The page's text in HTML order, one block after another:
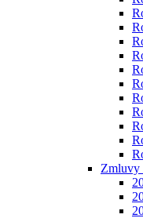
Zmluvy